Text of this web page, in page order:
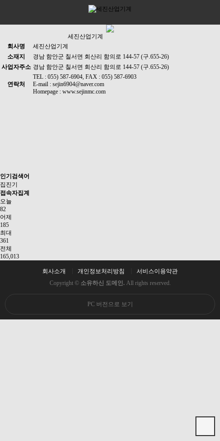
세진산업기계
회사명
세진산업기계
소재지
경남 함안군 칠서면 회산리 함의로 144-57 (구.655-26)
사업자주소 경남 함안군 칠서면 회산리 함의로 144-57 (구.655-26)
연락처
TEL : 055) 587-6904, FAX : 055) 587-6903
E-mail : sejin6904@naver.com
Homepage : www.sejinmc.com
인기검색어
집진기
접속자집계
오늘
82
어제
185
최대
361
전체
165,013
회사소개 개인정보처리방침
서비스이용약관
Copyright © 소유하신 도메인. All rights reserved.
PC 버전으로 보기